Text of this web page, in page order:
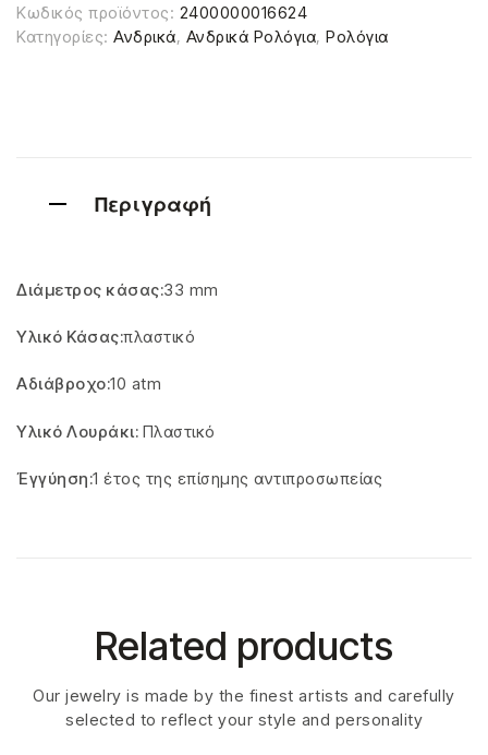
Κωδικός προϊόντος: 2400000016624
Κατηγορίες: Ανδρικά, Ανδρικά Ρολόγια, Ρολόγια
Περιγραφή
Διάμετρος κάσας:33 mm
Υλικό Κάσας:πλαστικό
Αδιάβροχο:10 atm
Υλικό Λουράκι: Πλαστικό
Έγγύηση:1 έτος της επίσημης αντιπροσωπείας
Related products
Our jewelry is made by the finest artists and carefully
selected to reflect your style and personality